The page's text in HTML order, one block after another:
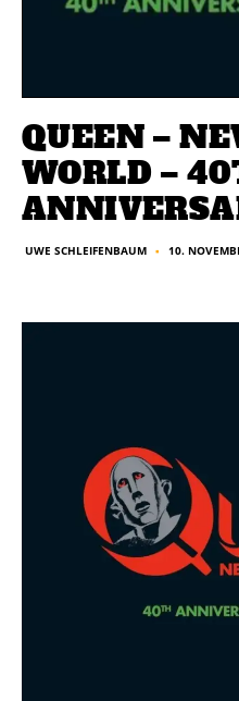
QUEEN –
WORLD –
UWE SCHLEIFENBAUM ■ 10.